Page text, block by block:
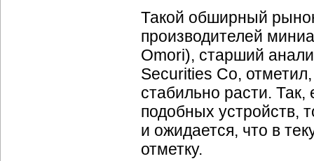
Такой обширный
производителей
Omori), старший
Securities Co,
стабильно расти.
подобных устройств,
и ожидается, что в
отметку.